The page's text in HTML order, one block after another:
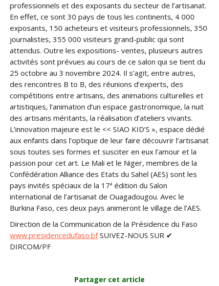
professionnels et des exposants du secteur de l’artisanat.
En effet, ce sont 30 pays de tous les continents, 4 000
exposants, 150 acheteurs et visiteurs professionnels, 350
journalistes, 355 000 visiteurs grand-public qui sont
attendus. Outre les expositions- ventes, plusieurs autres
activités sont prévues au cours de ce salon qui se tient du
25 octobre au 3 novembre 2024. Il s’agit, entre autres,
des rencontres B to B, des réunions d’experts, des
compétitions entre artisans, des animations culturelles et
artistiques, l’animation d’un espace gastronomique, la nuit
des artisans méritants, la réalisation d’ateliers vivants.
L’innovation majeure est le << SIAO KID’S », espace dédié
aux enfants dans l’optique de leur faire découvrir l’artisanat
sous toutes ses formes et susciter en eux l’amour et la
passion pour cet art. Le Mali et le Niger, membres de la
Confédération Alliance des Etats du Sahel (AES) sont les
pays invités spéciaux de la 17ª édition du Salon
international de l’artisanat de Ouagadougou. Avec le
Burkina Faso, ces deux pays animeront le village de l’AES.
Direction de la Communication de la Présidence du Faso
www.presidencedufaso.bfSUIVEZ-NOUS SUR ✔
DIRCOM/PF
Partager cet article